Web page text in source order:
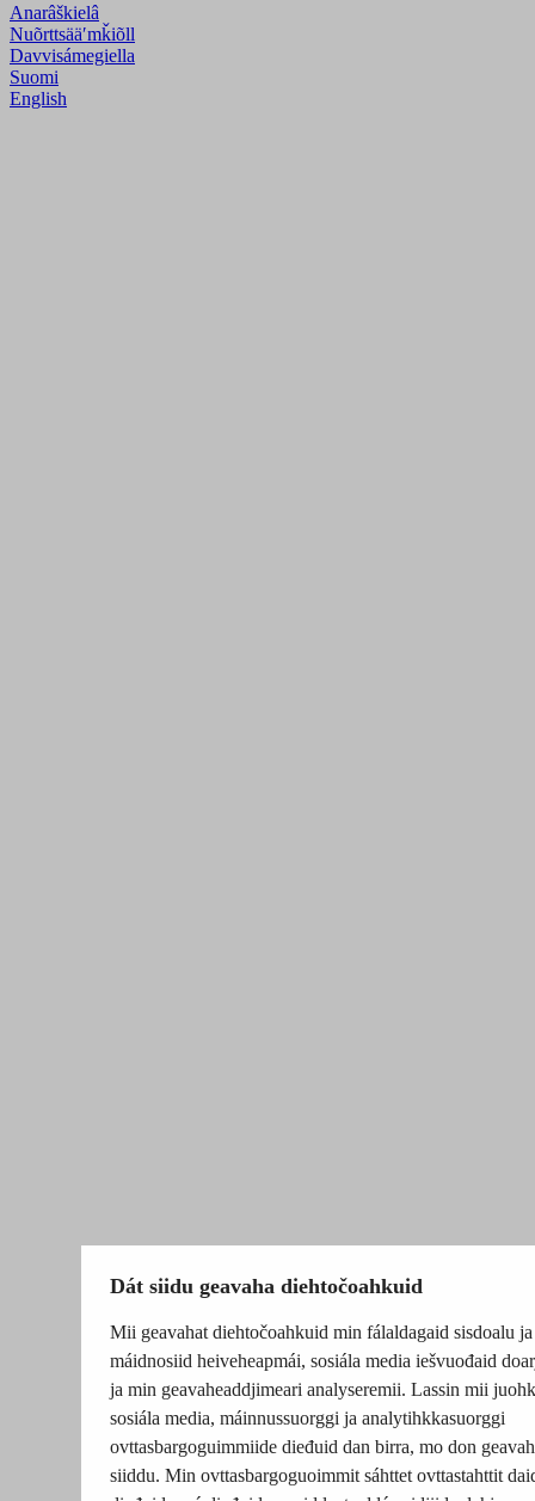
Dát siidu geavaha diehtočoahkuid
Mii geavahat diehtočoahkuid min fálaldagaid sisdoalu ja
máidnosiid heiveheapmái, sosiála media iešvuođaid
ja min geavaheaddjimeari analyseremii. Lassin mii
sosiála media, máinnussuorggi ja analytihkkasuorggi
ovttasbargoguimmiide dieđuid dan birra, mo don
siiddu. Min ovttasbargoguoimmit sáhttet ovttastahttit
Anarâškielâ
Nuõrttsääʹmǩiõll
Davvisámegiella
Suomi
English